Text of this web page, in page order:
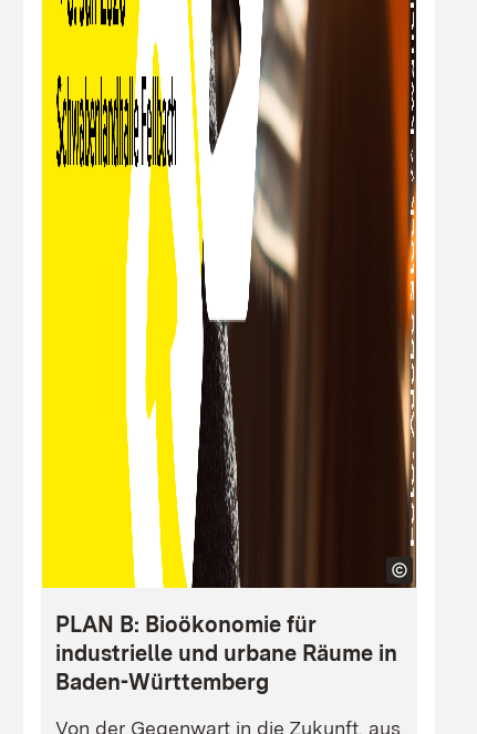
PLAN B: Bioökonomie für
industrielle und urbane Räume in
Baden-Württemberg
Von der Gegenwart in die Zukunft, aus